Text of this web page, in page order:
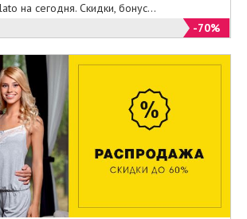
на сегодня. Скидки, бонус...
-70%